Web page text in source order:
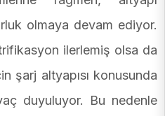
olmaya devam ediyor.
ilerlemiş olsa da
şarj altyapısı konusunda
duyuluyor. Bu nedenle